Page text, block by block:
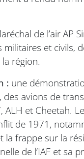
de l’air AP
et civils,
région.
: une
des avions de
et Cheetah.
de 1971,
la frappe sur la
de l’IAF et sa